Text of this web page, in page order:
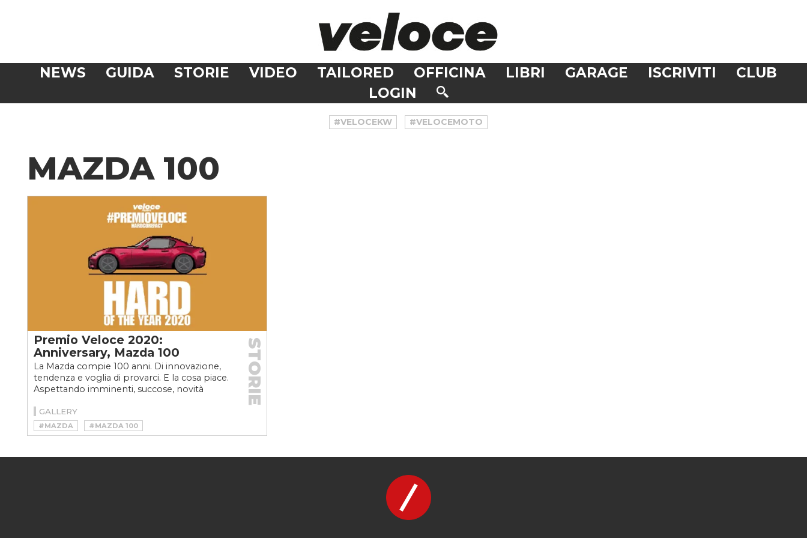
NEWS GUIDA STORIE VIDEO TAILORED OFFICINA LIBRI GARAGE ISCRIVITI
CLUB
LOGIN
#VELOCEKW #VELOCEMOTO
MAZDA 100
Premio Veloce 2020:
Anniversary, Mazda 100
La Mazda compie 100 anni. Di innovazione,
tendenza e voglia di provarci. E la cosa piace.
Aspettando imminenti, succose, novità
STORIE
GALLERY
#MAZDA
#MAZDA 100
#PREMIOVELOCE
#PREMIOVELOCE2020